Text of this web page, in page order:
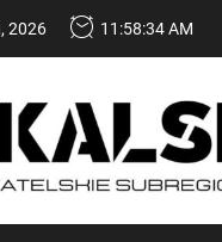
2026 11:58:35 AM